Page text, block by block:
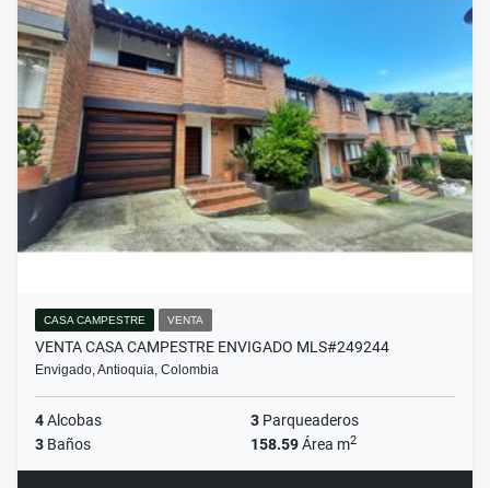
CASA CAMPESTRE VENTA
VENTA CASA CAMPESTRE ENVIGADO MLS#249244
Envigado, Antioquia, Colombia
4Alcobas 3 Parqueaderos
3 Baños 158.59Área m2